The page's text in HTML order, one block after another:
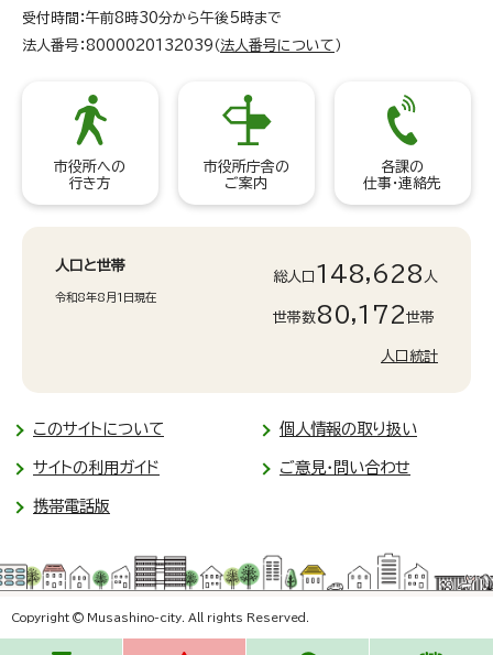
受付時間：午前8時30分から午後5時まで
法人番号：8000020132039（ 法人番号について ）
市役所への
行き方
市役所庁舎の
ご案内
各課の
仕事・連絡先
人口と世帯
令和8年8月1日現在
総人口 148,628 人
世帯数80,172世帯
人口統計
このサイトについて 個人情報の取り扱い
サイトの利用ガイド ご意見・問い合わせ
携帯電話版
Copyright © Musashino-city. All rights Reserved.